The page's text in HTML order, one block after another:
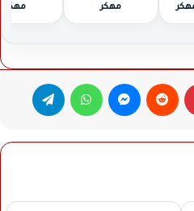
مهكر
مهكر
بينتيريست ماسنجر واتساب